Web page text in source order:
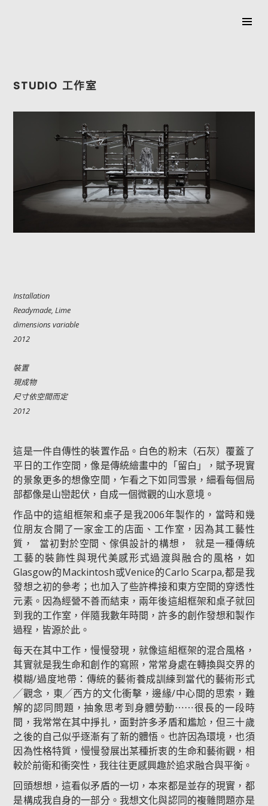
CONTENT
STUDIO 工作室
Installation
Readymade, Lime
dimensions variable
2012
裝置
現成物
尺寸依空間而定
2012
這是一件自傳性的裝置作品。白色的粉末（石灰）覆蓋了
平日的工作空間，像是傳統繪畫中的「留白」，賦予現實
的景象更多的想像空間，乍看之下如同雪景，細看每個局
部都像是山巒起伏，自成一個微觀的山水意境。
作品中的這組框架和桌子是我2006年製作的，當時和幾
位朋友合開了一家金工的店面、工作室，因為其工藝性
質， 當初對於空間、傢俱設計的構想， 就是一種傳統
工藝的裝飾性與現代美感形式過渡與融合的風格，如
Glasgow的Mackintosh或Venice的Carlo Scarpa,都是我
發想之初的參考；也加入了些許榫接和東方空間的穿透性
元素。因為經營不善而結束，兩年後這組框架和桌子就回
到我的工作室，伴隨我數年時間，許多的創作發想和製作
過程，皆源於此。
每天在其中工作，慢慢發現，就像這組框架的混合風格，
其實就是我生命和創作的寫照，常常身處在轉換與交界的
模糊/過度地帶：傳統的藝術養成訓練到當代的藝術形式
╱觀念，東╱西方的文化衝擊，邊緣/中心間的思索，難
解的認同問題，抽象思考到身體勞動⋯⋯很長的一段時
間，我常常在其中掙扎，面對許多矛盾和尷尬，但三十歲
之後的自己似乎逐漸有了新的體悟。也許因為環境，也須
因為性格特質，慢慢發展出某種折衷的生命和藝術觀，相
較於前衛和衝突性，我往往更感興趣於追求融合與平衡。
回頭想想，這看似矛盾的一切，本來都是並存的現實，都
是構成我自身的一部分。我想文化與認同的複雜問題亦是